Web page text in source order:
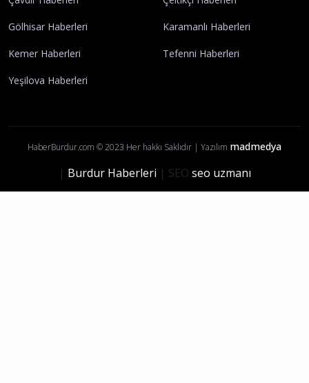
Gölhisar Haberleri Karamanlı Haberleri
Kemer Haberleri Tefenni Haberleri
Yeşilova Haberleri
HaberBurdur.com © 2023 Her hakkı Saklıdır | Yazılım madmedya
| Burdur Haberleri | SEO seo uzmanı